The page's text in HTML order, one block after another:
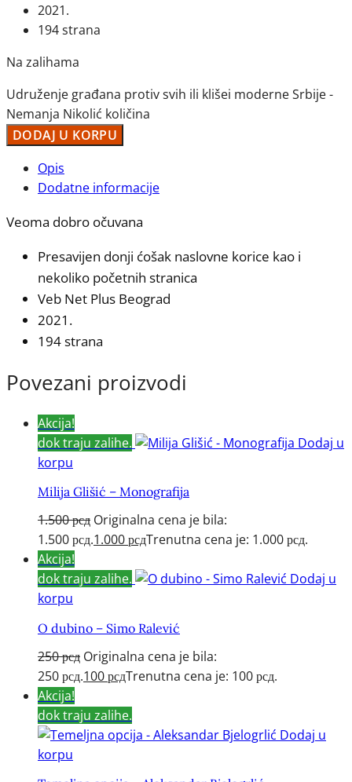
2021.
194 strana
Na zalihama
Udruženje građana protiv svih ili klišei moderne Srbije -
Nemanja Nikolić količina
DODAJ U KORPU
Opis
Dodatne informacije
Veoma dobro očuvana
Presavijen donji ćošak naslovne korice kao i
nekoliko početnih stranica
Veb Net Plus Beograd
2021.
194 strana
Povezani proizvodi
Akcija!
dok traju zalihe.
Dodaj u
korpu
Milija Glišić – Monografija
1.500рсд Originalna cena je bila:
1.500 рсд.1.000рсдTrenutna cena je: 1.000 рсд.
Akcija!
dok traju zalihe.
Dodaj u
korpu
O dubino – Simo Ralević
250рсд Originalna cena je bila:
250 рсд.100рсдTrenutna cena je: 100 рсд.
Akcija!
dok traju zalihe.
Dodaj u
korpu